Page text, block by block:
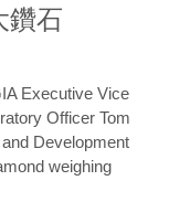
鑽石
Executive Vice
Officer Tom
Development
weighing